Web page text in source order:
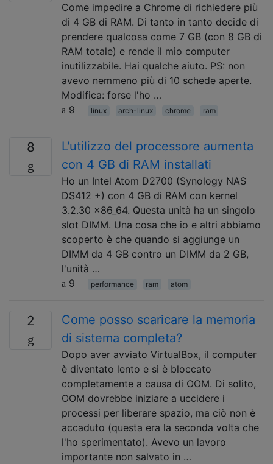
Come impedire a Chrome di richiedere più
di 4 GB di RAM. Di tanto in tanto decide di
prendere qualcosa come 7 GB (con 8 GB di
RAM totale) e rende il mio computer
inutilizzabile. Hai qualche aiuto. PS: non
avevo nemmeno più di 10 schede aperte.
Modifica: forse l'ho …
9
linux arch-linux chrome ram
8
L'utilizzo del processore aumenta
con 4 GB di RAM installati
Ho un Intel Atom D2700 (Synology NAS
DS412 +) con 4 GB di RAM con kernel
3.2.30 x86_64. Questa unità ha un singolo
slot DIMM. Una cosa che io e altri abbiamo
scoperto è che quando si aggiunge un
DIMM da 4 GB contro un DIMM da 2 GB,
l'unità …
9
performance ram atom
2
Come posso scaricare la memoria
di sistema completa?
Dopo aver avviato VirtualBox, il computer
è diventato lento e si è bloccato
completamente a causa di OOM. Di solito,
OOM dovrebbe iniziare a uccidere i
processi per liberare spazio, ma ciò non è
accaduto (questa era la seconda volta che
l'ho sperimentato). Avevo un lavoro
importante non salvato in …